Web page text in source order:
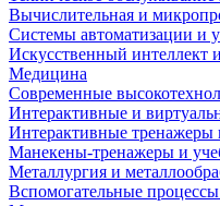
Вычислительная и
Системы автоматизации и
Искусственный интеллект
Медицина
Современные
Интерактивные и
Интерактивные тренажеры
Манекены-тренажеры и
Металлургия и
Вспомогательные процессы